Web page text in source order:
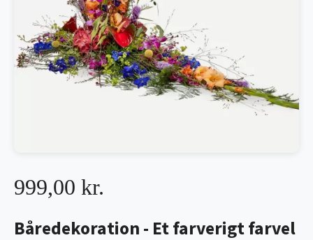
Båredekoration - Et farverigt farvel
999,00 kr.